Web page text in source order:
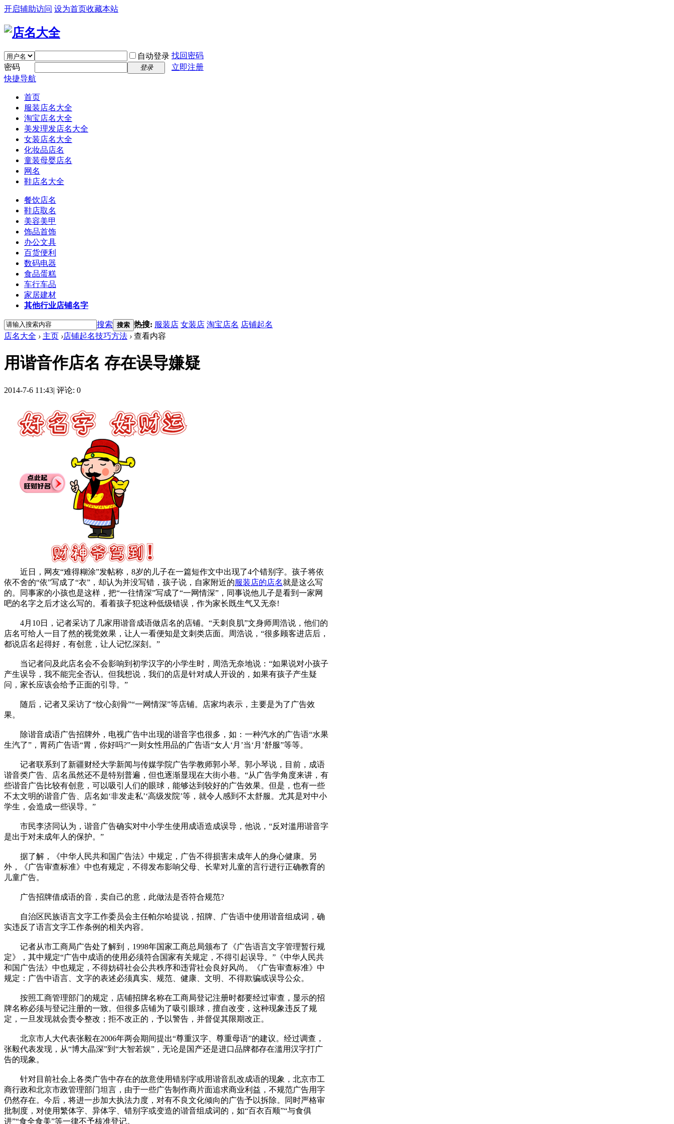
开启辅助访问 设为首页收藏本站
自动登录 找回密码
密码
登录
立即注册
快捷导航
首页
服装店名大全
淘宝店名大全
美发理发店名大全
女装店名大全
化妆品店名
童装母婴店名
网名
鞋店名大全
餐饮店名
鞋店取名
美容美甲
饰品首饰
办公文具
百货便利
数码电器
食品蛋糕
车行车品
家居建材
其他行业店铺名字
搜索 搜索 热搜: 服装店 女装店 淘宝店名 店铺起名
店名大全 › 主页 ›店铺起名技巧方法 › 查看内容
用谐音作店名 存在误导嫌疑
2014-7-6 11:43| 评论: 0
近日，网友“难得糊涂”发帖称，8岁的儿子在一篇短作文中出现了4个错别字。孩子将依
依不舍的“依”写成了“衣”，却认为并没写错，孩子说，自家附近的服装店的店名就是这么写
的。同事家的小孩也是这样，把“一往情深”写成了“一网情深”，同事说他儿子是看到一家网
吧的名字之后才这么写的。看着孩子犯这种低级错误，作为家长既生气又无奈!
4月10日，记者采访了几家用谐音成语做店名的店铺。“天刺良肌”文身师周浩说，他们的
店名可给人一目了然的视觉效果，让人一看便知是文刺类店面。周浩说，“很多顾客进店后，
都说店名起得好，有创意，让人记忆深刻。”
当记者问及此店名会不会影响到初学汉字的小学生时，周浩无奈地说：“如果说对小孩子
产生误导，我不能完全否认。但我想说，我们的店是针对成人开设的，如果有孩子产生疑
问，家长应该会给予正面的引导。”
随后，记者又采访了“纹心刻骨”“一网情深”等店铺。店家均表示，主要是为了广告效
果。
除谐音成语广告招牌外，电视广告中出现的谐音字也很多，如：一种汽水的广告语“水果
生汽了”，胃药广告语“胃，你好吗?”一则女性用品的广告语“女人‘月’当‘月’舒服”等等。
记者联系到了新疆财经大学新闻与传媒学院广告学教师郭小琴。郭小琴说，目前，成语
谐音类广告、店名虽然还不是特别普遍，但也逐渐显现在大街小巷。“从广告学角度来讲，有
些谐音广告比较有创意，可以吸引人们的眼球，能够达到较好的广告效果。但是，也有一些
不太文明的谐音广告、店名如‘非发走私’‘高级发院’等，就令人感到不太舒服。尤其是对中小
学生，会造成一些误导。”
市民李济同认为，谐音广告确实对中小学生使用成语造成误导，他说，“反对滥用谐音字
是出于对未成年人的保护。”
据了解，《中华人民共和国广告法》中规定，广告不得损害未成年人的身心健康。另
外，《广告审查标准》中也有规定，不得发布影响父母、长辈对儿童的言行进行正确教育的
儿童广告。
广告招牌借成语的音，卖自己的意，此做法是否符合规范?
自治区民族语言文字工作委员会主任帕尔哈提说，招牌、广告语中使用谐音组成词，确
实违反了语言文字工作条例的相关内容。
记者从市工商局广告处了解到，1998年国家工商总局颁布了《广告语言文字管理暂行规
定》，其中规定“广告中成语的使用必须符合国家有关规定，不得引起误导。”《中华人民共
和国广告法》中也规定，不得妨碍社会公共秩序和违背社会良好风尚。《广告审查标准》中
规定：广告中语言、文字的表述必须真实、规范、健康、文明、不得欺骗或误导公众。
按照工商管理部门的规定，店铺招牌名称在工商局登记注册时都要经过审查，显示的招
牌名称必须与登记注册的一致。但很多店铺为了吸引眼球，擅自改变，这种现象违反了规
定，一旦发现就会责令整改；拒不改正的，予以警告，并督促其限期改正。
北京市人大代表张毅在2006年两会期间提出“尊重汉字、尊重母语”的建议。经过调查，
张毅代表发现，从“博大晶深”到“大智若娱”，无论是国产还是进口品牌都存在滥用汉字打广
告的现象。
针对目前社会上各类广告中存在的故意使用错别字或用谐音乱改成语的现象，北京市工
商行政和北京市政管理部门坦言，由于一些广告制作商片面追求商业利益，不规范广告用字
仍然存在。今后，将进一步加大执法力度，对有不良文化倾向的广告予以拆除。同时严格审
批制度，对使用繁体字、异体字、错别字或变造的谐音组成词的，如“百衣百顺”“与食俱
进”“食全食美”等一律不予核准登记。